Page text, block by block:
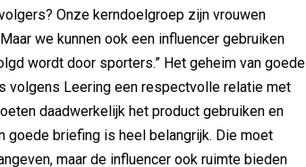
Onze kerndoelgroep zijn vrouwen
we kunnen ook een influencer gebruiken
wordt door sporters.” Het geheim van goede
volgens Leering een respectvolle relatie met
daadwerkelijk het product gebruiken en
goede briefing is heel belangrijk. Die moet
maar de influencer ook ruimte bieden